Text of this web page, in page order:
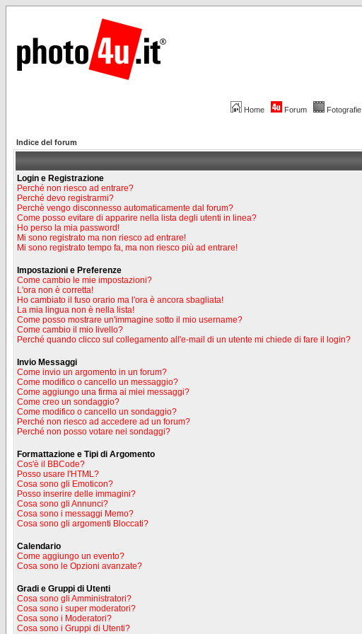
Home Forum Fotografie
Indice del forum
Login e Registrazione
Perché non riesco ad entrare?
Perché devo registrarmi?
Perchè vengo disconnesso automaticamente dal forum?
Come posso evitare di apparire nella lista degli utenti in linea?
Ho perso la mia password!
Mi sono registrato ma non riesco ad entrare!
Mi sono registrato tempo fa, ma non riesco più ad entrare!
Impostazioni e Preferenze
Come cambio le mie impostazioni?
L'ora non è corretta!
Ho cambiato il fuso orario ma l'ora è ancora sbagliata!
La mia lingua non è nella lista!
Come posso mostrare un'immagine sotto il mio username?
Come cambio il mio livello?
Perché quando clicco sul collegamento all'e-mail di un utente mi chiede di fare il login?
Invio Messaggi
Come invio un argomento in un forum?
Come modifico o cancello un messaggio?
Come aggiungo una firma ai miei messaggi?
Come creo un sondaggio?
Come modifico o cancello un sondaggio?
Perché non riesco ad accedere ad un forum?
Perché non posso votare nei sondaggi?
Formattazione e Tipi di Argomento
Cos'è il BBCode?
Posso usare l'HTML?
Cosa sono gli Emoticon?
Posso inserire delle immagini?
Cosa sono gli Annunci?
Cosa sono i messaggi Memo?
Cosa sono gli argomenti Bloccati?
Calendario
Come aggiungo un evento?
Cosa sono le Opzioni avanzate?
Gradi e Gruppi di Utenti
Cosa sono gli Amministratori?
Cosa sono i super moderatori?
Cosa sono i Moderatori?
Cosa sono i Gruppi di Utenti?